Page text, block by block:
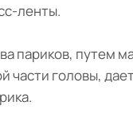
ленты.
париков, путем
головы,